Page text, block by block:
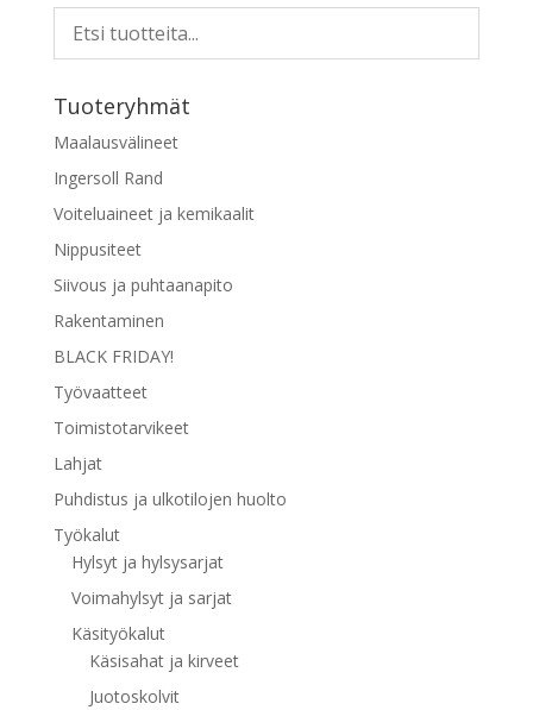
Tuoteryhmät
Maalausvälineet
Ingersoll Rand
Voiteluaineet ja kemikaalit
Nippusiteet
Siivous ja puhtaanapito
Rakentaminen
BLACK FRIDAY!
Työvaatteet
Toimistotarvikeet
Lahjat
Puhdistus ja ulkotilojen huolto
Työkalut
Hylsyt ja hylsysarjat
Voimahylsyt ja sarjat
Käsityökalut
Käsisahat ja kirveet
Juotoskolvit